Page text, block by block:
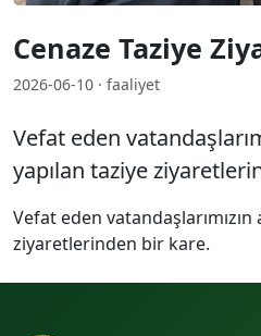
Cenaze Taziye
2026-06-10 · faaliyet
Vefat eden
yapılan taziye
Vefat eden
ziyaretlerinden bir kare.